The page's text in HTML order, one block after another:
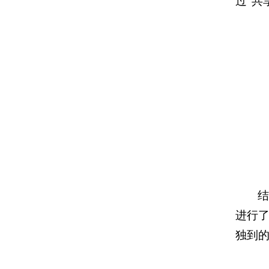
进行
独到